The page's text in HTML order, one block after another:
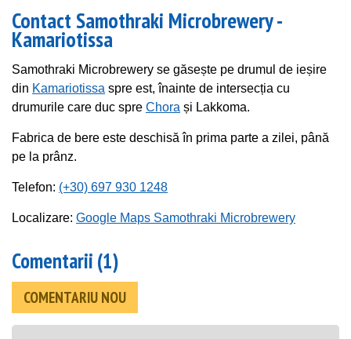
Contact Samothraki Microbrewery -
Kamariotissa
Samothraki Microbrewery se găsește pe drumul de ieșire
din Kamariotissa spre est, înainte de intersecția cu
drumurile care duc spre Chora și Lakkoma.
Fabrica de bere este deschisă în prima parte a zilei, până
pe la prânz.
Telefon: (+30) 697 930 1248
Localizare: Google Maps Samothraki Microbrewery
Comentarii (1)
COMENTARIU NOU